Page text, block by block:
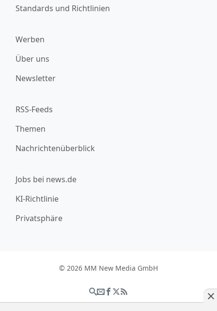
Standards und Richtlinien
Werben
Über uns
Newsletter
RSS-Feeds
Themen
Nachrichtenüberblick
Jobs bei news.de
KI-Richtlinie
Privatsphäre
© 2026 MM New Media GmbH